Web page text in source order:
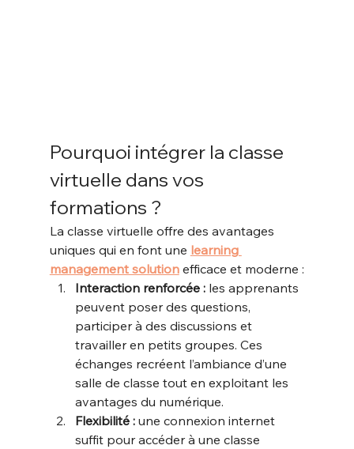
Pourquoi intégrer la classe
virtuelle dans vos
formations ?
La classe virtuelle offre des avantages
uniques qui en font une learning
management solution efficace et moderne :
Interaction renforcée : les apprenants
peuvent poser des questions,
participer à des discussions et
travailler en petits groupes. Ces
échanges recréent l’ambiance d’une
salle de classe tout en exploitant les
avantages du numérique.
Flexibilité : une connexion internet
suffit pour accéder à une classe